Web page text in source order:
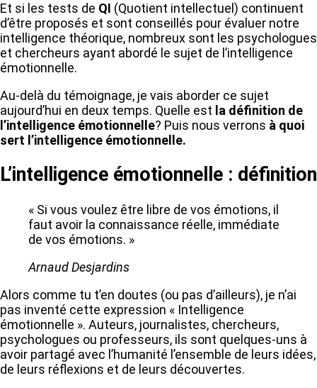
Et si les tests de QI (Quotient intellectuel) continuent
d’être proposés et sont conseillés pour évaluer notre
intelligence théorique, nombreux sont les psychologues
et chercheurs ayant abordé le sujet de l’intelligence
émotionnelle.
Au-delà du témoignage, je vais aborder ce sujet
aujourd’hui en deux temps. Quelle est la définition de
l’intelligence émotionnelle? Puis nous verrons à quoi
sert l’intelligence émotionnelle.
L’intelligence émotionnelle : définition
« Si vous voulez être libre de vos émotions, il
faut avoir la connaissance réelle, immédiate
de vos émotions. »
Arnaud Desjardins
Alors comme tu t’en doutes (ou pas d’ailleurs), je n’ai
pas inventé cette expression « Intelligence
émotionnelle ». Auteurs, journalistes, chercheurs,
psychologues ou professeurs, ils sont quelques-uns à
avoir partagé avec l’humanité l’ensemble de leurs idées,
de leurs réflexions et de leurs découvertes.